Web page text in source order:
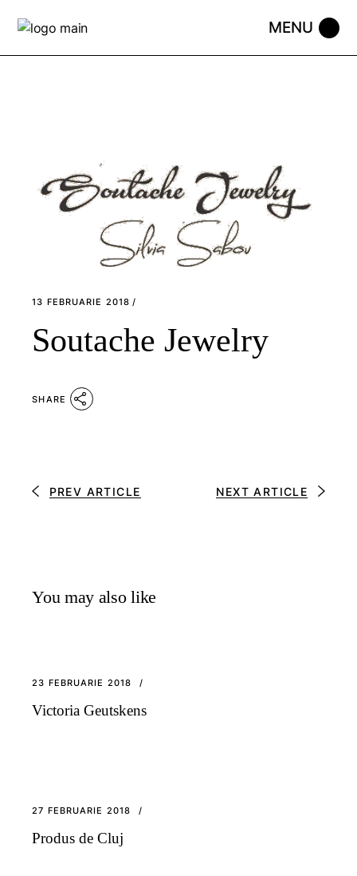
the
13 FEBRUARIE 2018
Soutache Jewelry
SHARE
PREV ARTICLE NEXT ARTICLE
You may also like
23 FEBRUARIE 2018
Victoria Geutskens
27 FEBRUARIE 2018
Produs de Cluj